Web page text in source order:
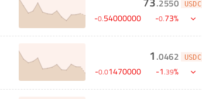
.2550 USDC
-0.54000000 -0.73%
1 .0462 USDC
-0.01470000 -1.39%